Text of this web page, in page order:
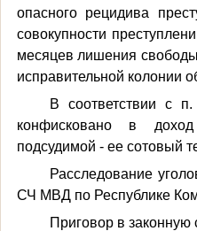
опасного рецидива
совокупности
месяцев лишения
исправительной колонии
В соответствии с
конфисковано в доход
подсудимой - ее сотовый
Расследование
СЧ МВД по Республике
Приговор в законную